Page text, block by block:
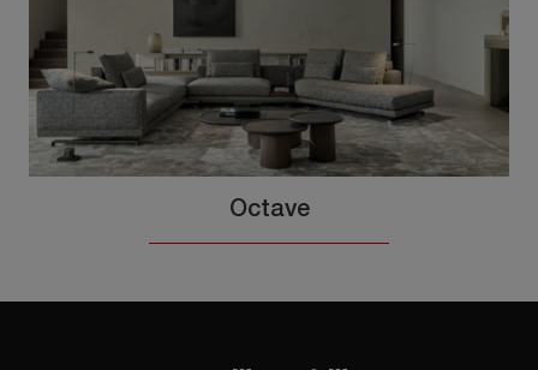
Octave